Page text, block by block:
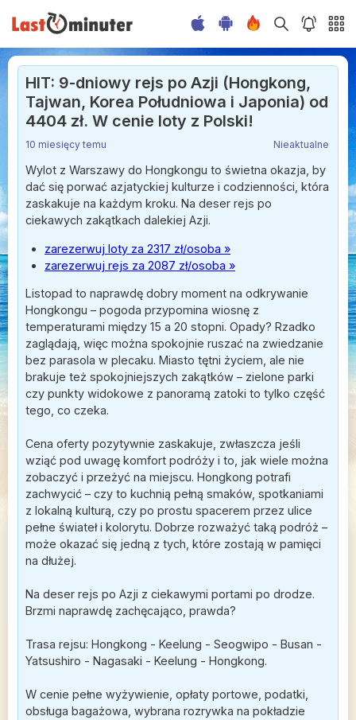
HIT: 9-dniowy rejs po Azji (Hongkong,
Tajwan, Korea Południowa i Japonia) od
4404 zł. W cenie loty z Polski!
10 miesięcy temu Nieaktualne
Wylot z Warszawy do Hongkongu to świetna okazja, by
dać się porwać azjatyckiej kulturze i codzienności, która
zaskakuje na każdym kroku. Na deser rejs po
ciekawych zakątkach dalekiej Azji.
zarezerwuj loty za 2317 zł/osoba »
zarezerwuj rejs za 2087 zł/osoba »
Listopad to naprawdę dobry moment na odkrywanie
Hongkongu – pogoda przypomina wiosnę z
temperaturami między 15 a 20 stopni. Opady? Rzadko
zaglądają, więc można spokojnie ruszać na zwiedzanie
bez parasola w plecaku. Miasto tętni życiem, ale nie
brakuje też spokojniejszych zakątków – zielone parki
czy punkty widokowe z panoramą zatoki to tylko część
tego, co czeka.
Cena oferty pozytywnie zaskakuje, zwłaszcza jeśli
wziąć pod uwagę komfort podróży i to, jak wiele można
zobaczyć i przeżyć na miejscu. Hongkong potrafi
zachwycić – czy to kuchnią pełną smaków, spotkaniami
z lokalną kulturą, czy po prostu spacerem przez ulice
pełne świateł i kolorytu. Dobrze rozważyć taką podróż –
może okazać się jedną z tych, które zostają w pamięci
na dłużej.
Na deser rejs po Azji z ciekawymi portami po drodze.
Brzmi naprawdę zachęcająco, prawda?
Trasa rejsu: Hongkong - Keelung - Seogwipo - Busan -
Yatsushiro - Nagasaki - Keelung - Hongkong.
W cenie pełne wyżywienie, opłaty portowe, podatki,
obsługa bagażowa, wybrana rozrywka na pokładzie